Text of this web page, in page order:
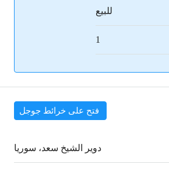
للبيع
1
فتح على خرائط جوجل
دوير الشيخ سعد، سوريا